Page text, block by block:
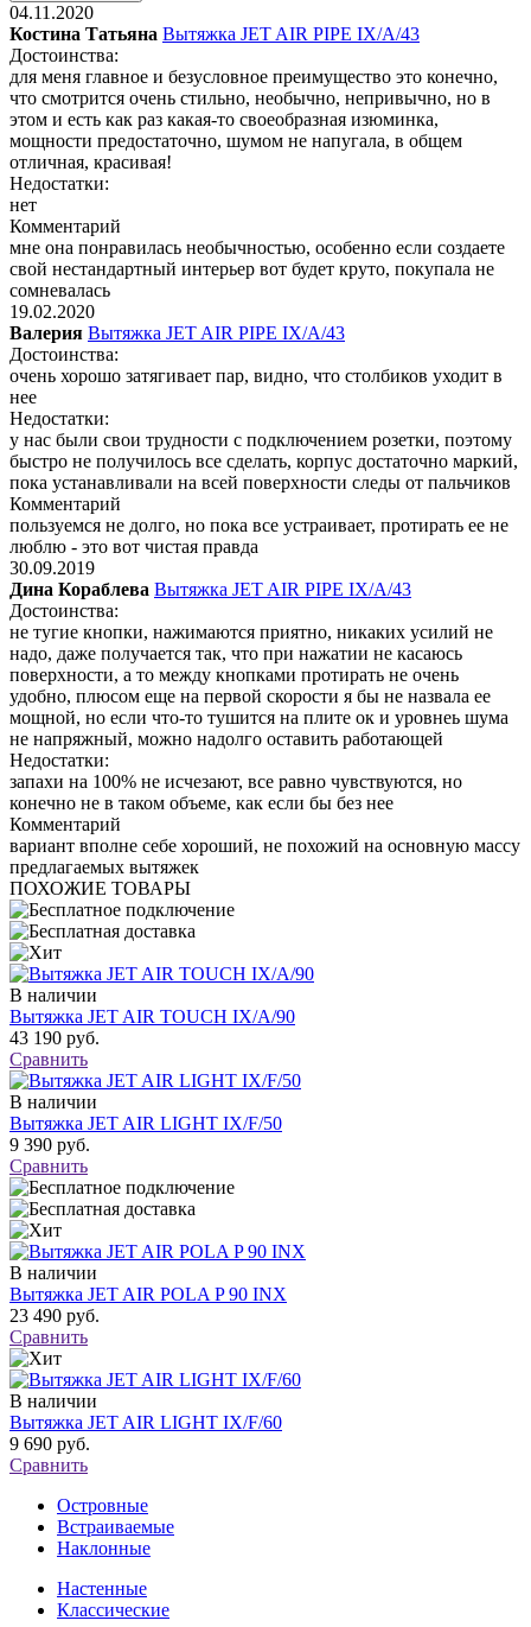
04.11.2020
Костина Татьяна Вытяжка JET AIR PIPE IX/A/43
Достоинства:
для меня главное и безусловное преимущество это конечно,
что смотрится очень стильно, необычно, непривычно, но в
этом и есть как раз какая-то своеобразная изюминка,
мощности предостаточно, шумом не напугала, в общем
отличная, красивая!
Недостатки:
нет
Комментарий
мне она понравилась необычностью, особенно если создаете
свой нестандартный интерьер вот будет круто, покупала не
сомневалась
19.02.2020
Валерия Вытяжка JET AIR PIPE IX/A/43
Достоинства:
очень хорошо затягивает пар, видно, что столбиков уходит в
нее
Недостатки:
у нас были свои трудности с подключением розетки, поэтому
быстро не получилось все сделать, корпус достаточно маркий,
пока устанавливали на всей поверхности следы от пальчиков
Комментарий
пользуемся не долго, но пока все устраивает, протирать ее не
люблю - это вот чистая правда
30.09.2019
Дина Кораблева Вытяжка JET AIR PIPE IX/A/43
Достоинства:
не тугие кнопки, нажимаются приятно, никаких усилий не
надо, даже получается так, что при нажатии не касаюсь
поверхности, а то между кнопками протирать не очень
удобно, плюсом еще на первой скорости я бы не назвала ее
мощной, но если что-то тушится на плите ок и уровнеь шума
не напряжный, можно надолго оставить работающей
Недостатки:
запахи на 100% не исчезают, все равно чувствуются, но
конечно не в таком объеме, как если бы без нее
Комментарий
вариант вполне себе хороший, не похожий на основную массу
предлагаемых вытяжек
ПОХОЖИЕ ТОВАРЫ
В наличии
Вытяжка JET AIR TOUCH IX/A/90
43 190 руб.
Сравнить
В наличии
Вытяжка JET AIR LIGHT IX/F/50
9 390 руб.
Сравнить
В наличии
Вытяжка JET AIR POLA P 90 INX
23 490 руб.
Сравнить
В наличии
Вытяжка JET AIR LIGHT IX/F/60
9 690 руб.
Сравнить
Островные
Встраиваемые
Наклонные
Настенные
Классические